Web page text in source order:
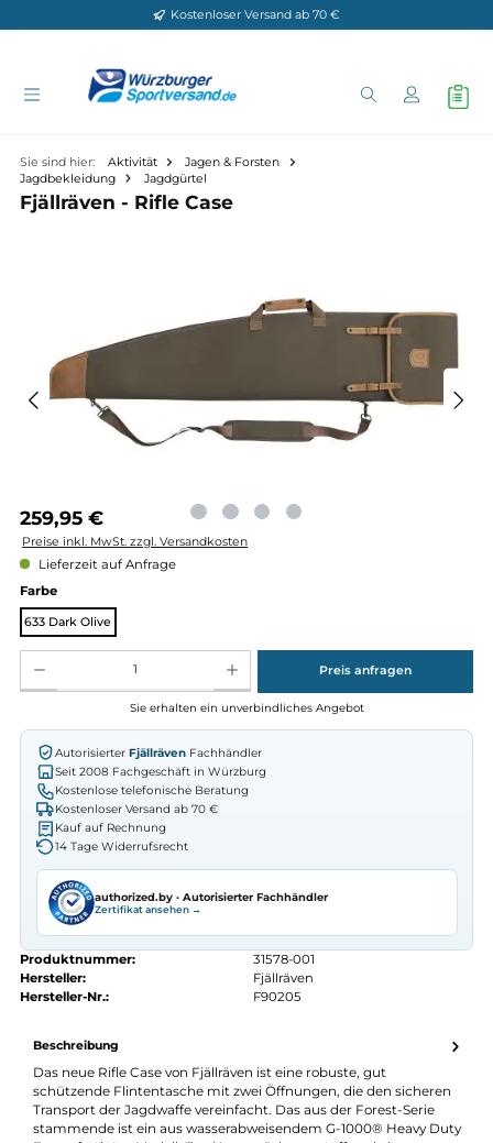
Zum Hauptinhalt springenKostenloser Versand ab 70 €
Sie sind hier: Aktivität
Jagdbekleidung
Jagdgürtel
Regulärer Preis:
259,95 €
Lieferzeit auf Anfrage
Farbeauswählen
633 Dark Olive
Produkt Anzahl: Gib den gewünschten Wert ein oder benutze die Schaltflächen um die
Sie erhalten ein unverbindliches Angebot
AutorisierterFjällräven
Seit 2008 Fachgeschäft in Würzburg
Kostenlose telefonische Beratung
Kostenloser Versand ab 70 €
Kauf auf Rechnung
14 Tage Widerrufsrecht
authorized.by · Autorisierter Fachhändler
Produktnummer:
31578-001
Hersteller:
Fjällräven
Hersteller-Nr.:
F90205